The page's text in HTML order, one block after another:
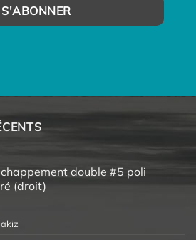
double #5 poli
(droit)